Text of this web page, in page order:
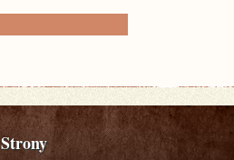
Strony